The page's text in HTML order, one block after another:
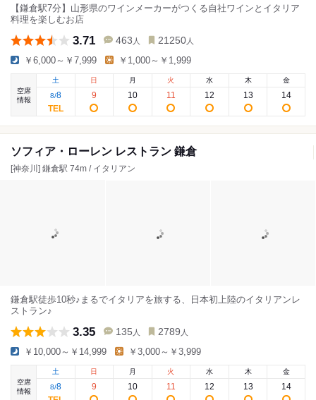
【鎌倉駅7分】山形県のワインメーカーがつくる自社ワインとイタリア
料理を楽しむお店
3.71 463 人 21250 人
￥6,000～￥7,999 ￥1,000～￥1,999
空席
情報
土
8/8
日
9
月
10
火
11
水
12
木
13
金
14
ソフィア・ローレン レストラン 鎌倉
[神奈川] 鎌倉駅 74m / イタリアン
鎌倉駅徒歩10秒♪まるでイタリアを旅する、日本初上陸のイタリアンレ
ストラン♪
3.35 135 人 2789 人
￥10,000～￥14,999 ￥3,000～￥3,999
空席
情報
土
8/8
日
9
月
10
火
11
水
12
木
13
金
14